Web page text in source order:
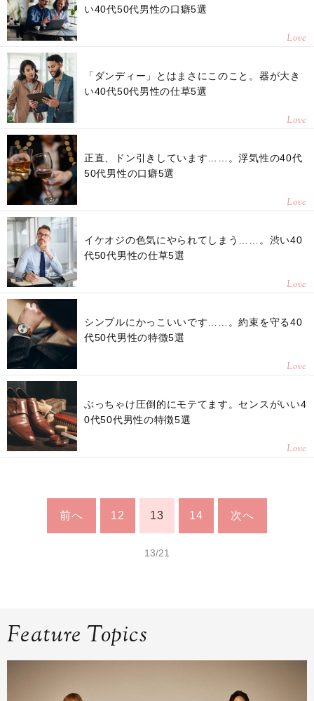
い40代50代男性の口癖5選
Love
「ダンディー」とはまさにこのこと。器が大き
い40代50代男性の仕草5選
Love
正直、ドン引きしています……。浮気性の40代
50代男性の口癖5選
Love
イケオジの色気にやられてしまう……。渋い40
代50代男性の仕草5選
Love
シンプルにかっこいいです……。約束を守る40
代50代男性の特徴5選
Love
ぶっちゃけ圧倒的にモテてます。センスがいい4
0代50代男性の特徴5選
Love
前へ 12 13 14 次へ
13/21
Feature Topics